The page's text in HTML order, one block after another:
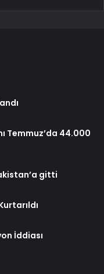
Temmuz’da 44.000
gitti
İddiası